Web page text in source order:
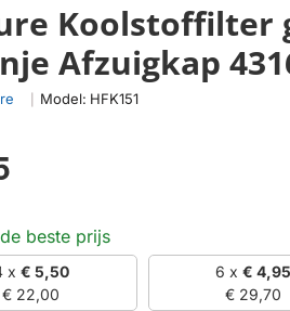
Koolstoffilter
Afzuigkap
Model: HFK151
beste prijs
x € 5,50
€ 22,00
6 x€ 4,95
€ 29,70